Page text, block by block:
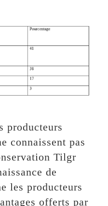
producteurs
connaissent pas
Tilgr
de
les producteurs
offerts par